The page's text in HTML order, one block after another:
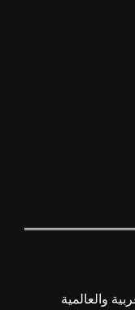
والعالمية